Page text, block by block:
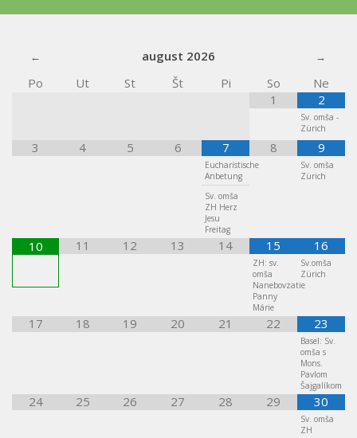
august 2026
Po
Ut St Št Pi So
Ne
1
2
Sv. omša -
Zürich
3 4 5 6 7
Eucharistische
Anbetung
Sv. omša
ZH Herz
Jesu
Freitag
8 9
Sv. omša
Zürich
10 11 12 13 14 15
ZH: sv.
omša
Nanebovzatie
Panny
Márie
16
Sv.omša
Zürich
17 18 19 20 21 22 23
Basel: Sv.
omša s
Mons.
Pavlom
Šajgalíkom
24 25 26 27 28 29 30
Sv. omša
ZH